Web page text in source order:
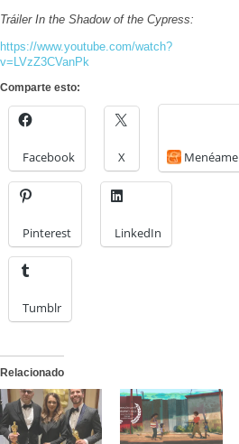
Tráiler In the Shadow of the Cypress:
https://www.youtube.com/watch?
v=LVzZ3CVanPk
Comparte esto:
Facebook X Menéame
Pinterest LinkedIn
Tumblr
Relacionado